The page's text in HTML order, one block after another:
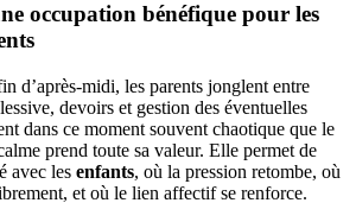
occupation bénéfique pour les
d’après-midi, les parents jonglent entre
devoirs et gestion des éventuelles
dans ce moment souvent chaotique que le
prend toute sa valeur. Elle permet de
avec les enfants, où la pression retombe, où
et où le lien affectif se renforce.